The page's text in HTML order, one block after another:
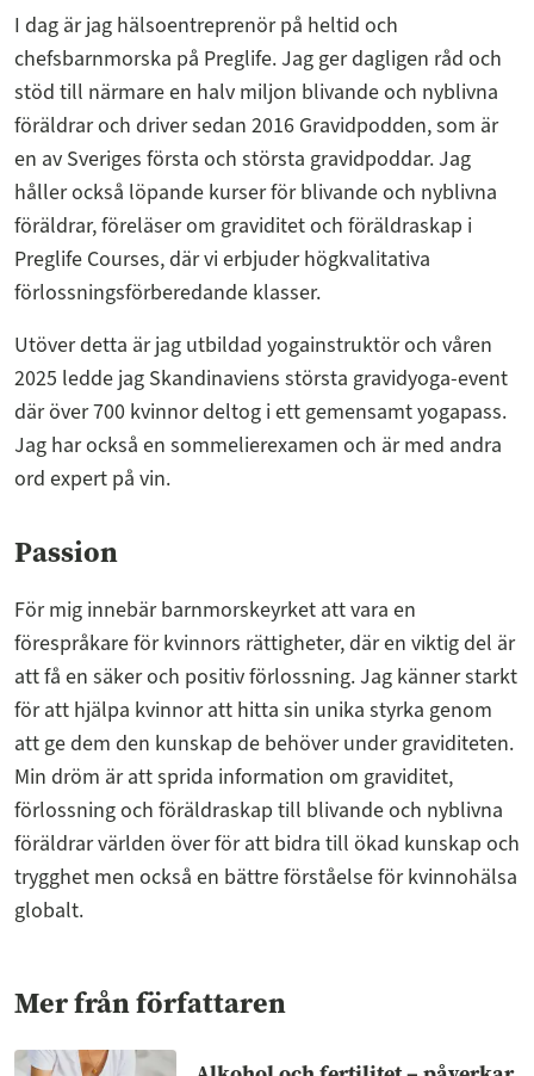
I dag är jag hälsoentreprenör på heltid och
chefsbarnmorska på Preglife. Jag ger dagligen råd och
stöd till närmare en halv miljon blivande och nyblivna
föräldrar och driver sedan 2016 Gravidpodden, som är
en av Sveriges första och största gravidpoddar. Jag
håller också löpande kurser för blivande och nyblivna
föräldrar, föreläser om graviditet och föräldraskap i
Preglife Courses, där vi erbjuder högkvalitativa
förlossningsförberedande klasser.
Utöver detta är jag utbildad yogainstruktör och våren
2025 ledde jag Skandinaviens största gravidyoga-event
där över 700 kvinnor deltog i ett gemensamt yogapass.
Jag har också en sommelierexamen och är med andra
ord expert på vin.
Passion
För mig innebär barnmorskeyrket att vara en
förespråkare för kvinnors rättigheter, där en viktig del är
att få en säker och positiv förlossning. Jag känner starkt
för att hjälpa kvinnor att hitta sin unika styrka genom
att ge dem den kunskap de behöver under graviditeten.
Min dröm är att sprida information om graviditet,
förlossning och föräldraskap till blivande och nyblivna
föräldrar världen över för att bidra till ökad kunskap och
trygghet men också en bättre förståelse för kvinnohälsa
globalt.
Mer från författaren